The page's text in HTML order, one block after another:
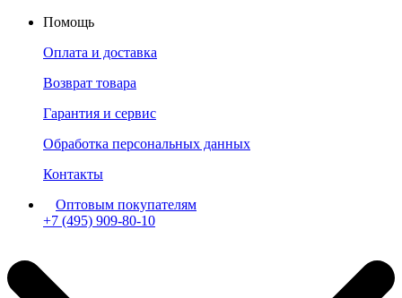
Помощь
Оплата и доставка
Возврат товара
Гарантия и сервис
Обработка персональных данных
Контакты
Оптовым покупателям
+7 (495) 909-80-10